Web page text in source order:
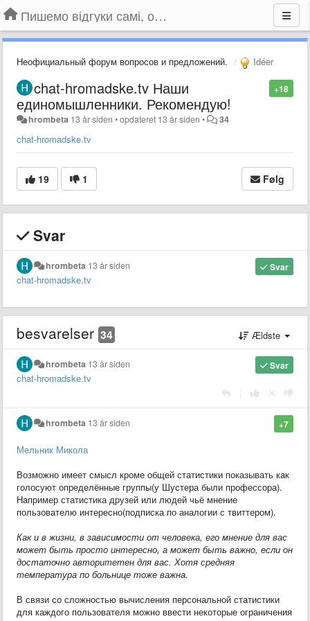
Пишемо відгуки самі, обговорюємо інші ідеї та пропозиції до Громадського Телебачення
Неофициальный форум вопросов и предложений. Idéer
+18
chat-hromadske.tv Наши
единомышленники. Рекомендую!
hrombeta 13 år siden •opdateret 13 år siden • 34
chat-hromadske.tv
19 1 Følg
Svar
Svar
hrombeta 13 år siden
chat-hromadske.tv
besvarelser 34 Ældste
Svar
hrombeta 13 år siden
chat-hromadske.tv
+7
hrombeta 13 år siden
Мельник Микола
Возможно имеет смысл кроме общей статистики показывать как
голосуют определённые группы(у Шустера были профессора).
Например статистика друзей или людей чьё мнение
пользователю интересно(подписка по аналогии с твиттером).
Как и в жизни, в зависимости от человека, его мнение для вас
может быть просто интересно, а может быть важно, если он
достаточно авторитетен для вас. Хотя средняя
температура по больнице тоже важна.
В связи со сложностью вычисления персональной статистики
для каждого пользователя можно ввести некоторые ограничения